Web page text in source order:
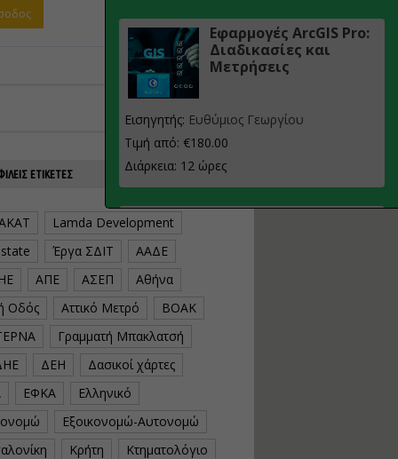
ΕΤΙΚΈΤΕΣ
Lamda Development
Έργα ΣΔΙΤ
ΑΑΔΕ
ΑΠΕ ΑΣΕΠ
Αθήνα
Οδός
Αττικό Μετρό
ΒΟΑΚ
Γραμματή Μπακλατσή
ΔΕΗ
Δασικοί χάρτες
ΕΦΚΑ
Ελληνικό
Εξοικονομώ-Αυτονομώ
Κρήτη
Κτηματολόγιο
Εφαρμογές ArcGIS Pro:
Διαδικασίες και
Μετρήσεις
Εισηγητής: Ευθύμιος Γεωργίου
Τιμή από: €180.00
Διάρκεια: 12 ώρες
Εισηγητής:
Τιμή από: €230.00
Διάρκεια: 16 ώρες